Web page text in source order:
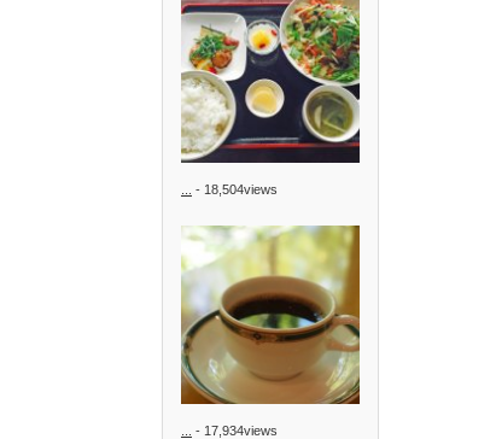
- 18,504views
- 17,934views